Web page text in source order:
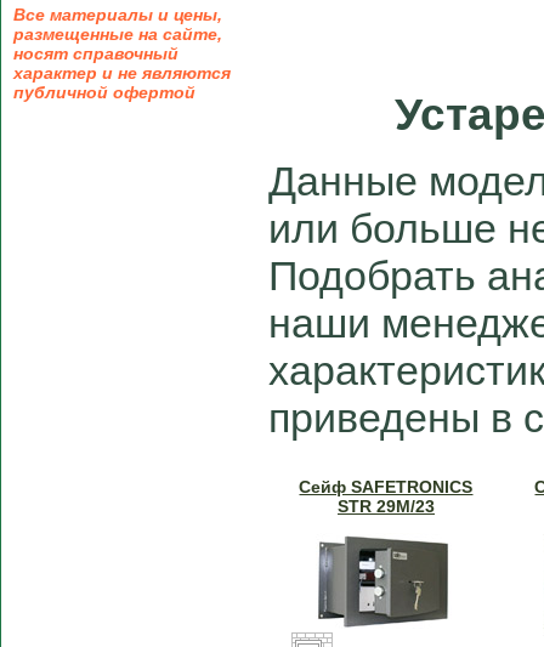
Все материалы и цены,
размещенные на сайте,
носят справочный
характер и не являются
публичной офертой
Данные
или больше
Подобрать
наши
приведены в
Сейф SAFETRONICS
STR 29M/23